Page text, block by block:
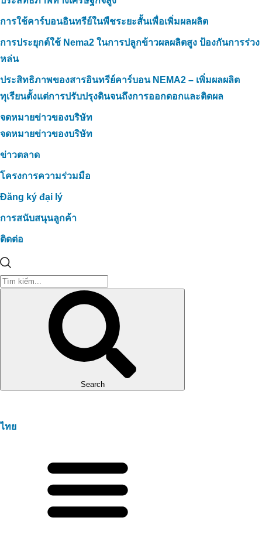
การใช้คาร์บอนอินทรีย์ในพืชระยะสั้นเพื่อเพิ่มผลผลิต
การประยุกต์ใช้ Nema2 ในการปลูกข้าวผลผลิตสูง ป้องกันการร่วง
หล่น
ประสิทธิภาพของสารอินทรีย์คาร์บอน NEMA2 – เพิ่มผลผลิต
ทุเรียนตั้งแต่การปรับปรุงดินจนถึงการออกดอกและติดผล
จดหมายข่าวของบริษัท
จดหมายข่าวของบริษัท
ข่าวตลาด
โครงการความร่วมมือ
Đăng ký đại lý
การสนับสนุนลูกค้า
ติดต่อ
Search
ไทย